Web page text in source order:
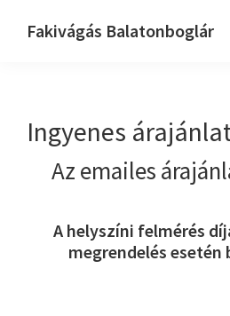
Fakivágás Balatonboglár
Ingyenes
Az emailes
A helyszíni felmérés
megrendelés esetén